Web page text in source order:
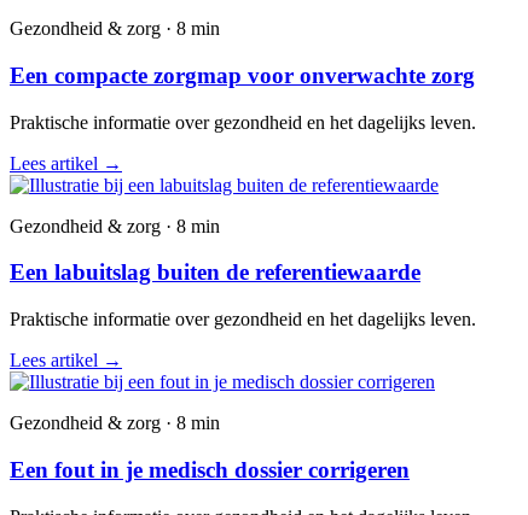
Gezondheid & zorg · 8 min
Een compacte zorgmap voor onverwachte zorg
Praktische informatie over gezondheid en het dagelijks leven.
Lees artikel →
Gezondheid & zorg · 8 min
Een labuitslag buiten de referentiewaarde
Praktische informatie over gezondheid en het dagelijks leven.
Lees artikel →
Gezondheid & zorg · 8 min
Een fout in je medisch dossier corrigeren